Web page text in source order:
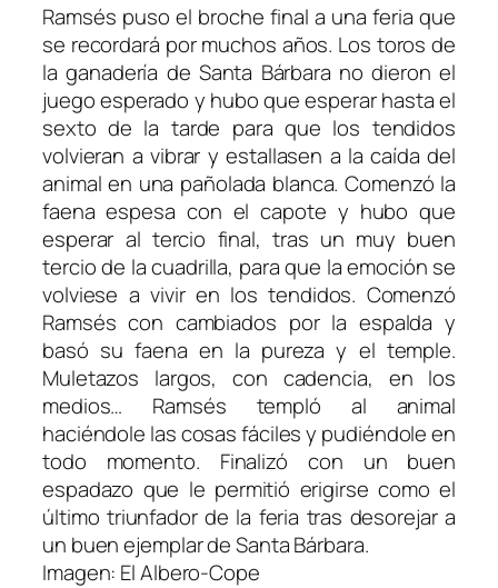
Ramsés puso el broche final a una feria que
se recordará por muchos años. Los toros de
la ganadería de Santa Bárbara no dieron el
juego esperado y hubo que esperar hasta el
sexto de la tarde para que los tendidos
volvieran a vibrar y estallasen a la caída del
animal en una pañolada blanca. Comenzó la
faena espesa con el capote y hubo que
esperar al tercio final, tras un muy buen
tercio de la cuadrilla, para que la emoción se
volviese a vivir en los tendidos. Comenzó
Ramsés con cambiados por la espalda y
basó su faena en la pureza y el temple.
Muletazos largos, con cadencia, en los
medios… Ramsés templó al animal
haciéndole las cosas fáciles y pudiéndole en
todo momento. Finalizó con un buen
espadazo que le permitió erigirse como el
último triunfador de la feria tras desorejar a
un buen ejemplar de Santa Bárbara.
Imagen: El Albero-Cope